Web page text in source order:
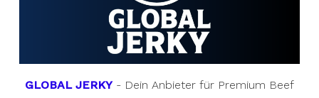
GLOBAL JERKY- Dein Anbieter für Premium Beef